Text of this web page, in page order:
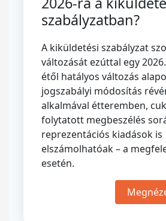
szabályzatban?
A kiküldetési szabályzat
változását ezúttal egy
étől hatályos változás
jogszabályi módosítás
alkalmával étteremben,
folytatott megbeszélés
reprezentációs kiadások is
elszámolhatóak – a
esetén.